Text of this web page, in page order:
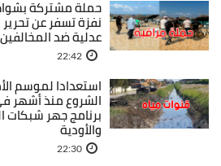
حملة مشتركة
نفزة تسفر عن
عدلية ضد المخالفين
22:42
استعدادا لموسم
الشروع منذ أشهر
برنامج جهر شبكات
والأودية
22:30